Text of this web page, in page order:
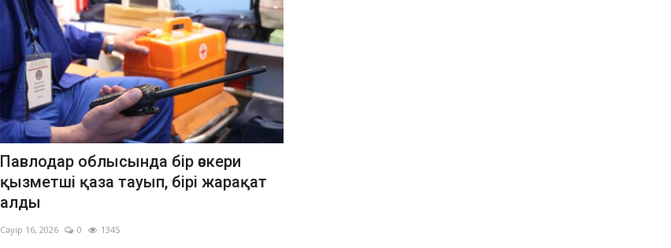
Павлодар облысында бір әскери
қызметші қаза тауып, бірі жарақат
алды
Сәуір 16, 2026 0 1345